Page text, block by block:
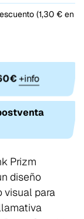
(1,30 € en
+info
Prizm
diseño
visual para